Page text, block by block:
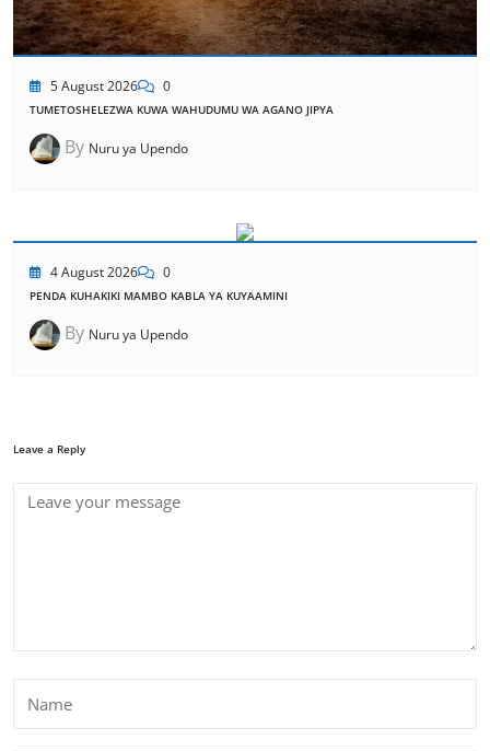
5 August 2026 0
TUMETOSHELEZWA KUWA WAHUDUMU WA AGANO JIPYA
By Nuru ya Upendo
4 August 2026 0
PENDA KUHAKIKI MAMBO KABLA YA KUYAAMINI
By Nuru ya Upendo
Leave a Reply